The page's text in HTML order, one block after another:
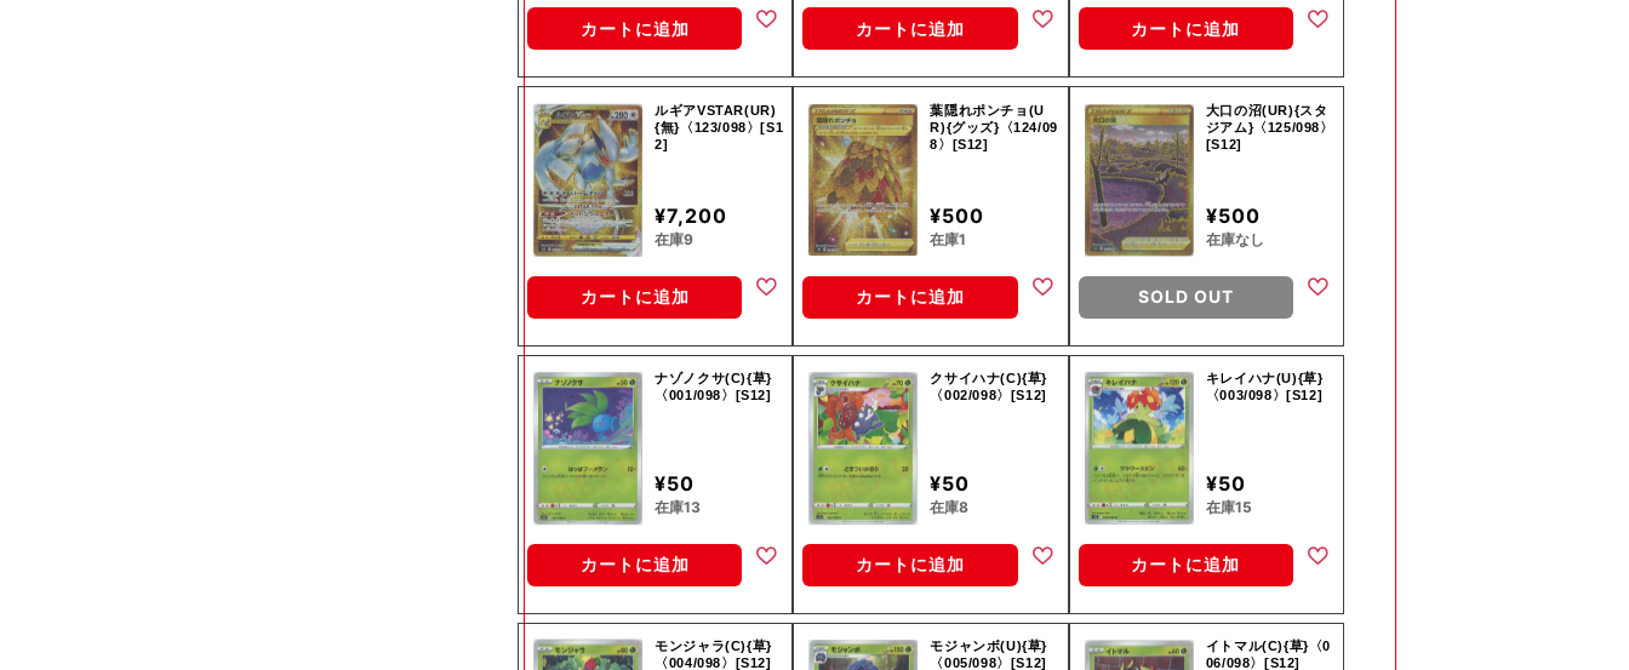
カートに追加 カートに追加 カートに追加
ルギアVSTAR(UR)
{無}〈123/098〉[S1
2]
¥7,200
在庫9
カートに追加
葉隠れポンチョ(U
R){グッズ}〈124/09
8〉[S12]
¥500
在庫1
カートに追加
大口の沼(UR){スタ
ジアム}〈125/098〉
[S12]
¥500
在庫なし
SOLD OUT
ナゾノクサ(C){草}
〈001/098〉[S12]
¥50
在庫13
カートに追加
クサイハナ(C){草}
〈002/098〉[S12]
¥50
在庫8
カートに追加
キレイハナ(U){草}
〈003/098〉[S12]
¥50
在庫15
カートに追加
モンジャラ(C){草}
〈004/098〉[S12]
モジャンボ(U){草}
〈005/098〉[S12]
イトマル(C){草}〈0
06/098〉[S12]